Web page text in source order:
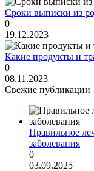
Сроки выписки из
0
19.12.2023
Какие продукты и
0
08.11.2023
Свежие публикации
Правильное
заболевания
0
03.09.2025